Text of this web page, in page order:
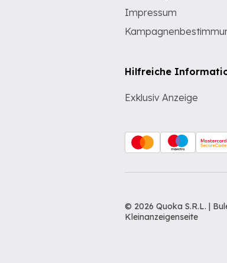
Impressum
Hilfreiche
Exklusiv Anzeige
© 2026 Quoka S.R.L. |
Kleinanzeigenseite